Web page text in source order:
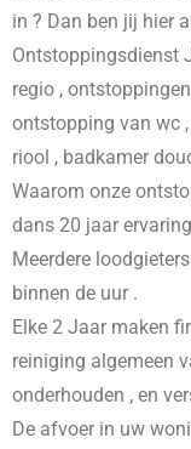
in ? Dan ben jij hier
Ontstoppingsdienst
regio ,
ontstopping van wc
riool , badkamer
Waarom onze
dans 20 jaar
Meerdere
binnen de uur .
Elke 2 Jaar maken
reiniging algemeen
onderhouden , en
De afvoer in uw